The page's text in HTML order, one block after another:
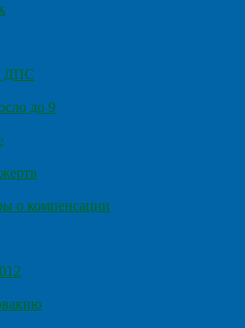
ДПС
до 9
о компенсации